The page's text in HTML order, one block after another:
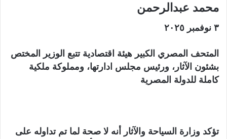
ب
و
محمد عبدالرحمن
٣ نوفمبر ٢٠٢٥
المتحف المصري الكبير هيئة اقتصادية تتبع الوزير المختص
بشئون الآثار، ورئيس مجلس ادارتها، ومملوكة ملكية
كاملة للدولة المصرية
تؤكد وزارة السياحة والآثار أنه لا صحة لما تم تداوله على